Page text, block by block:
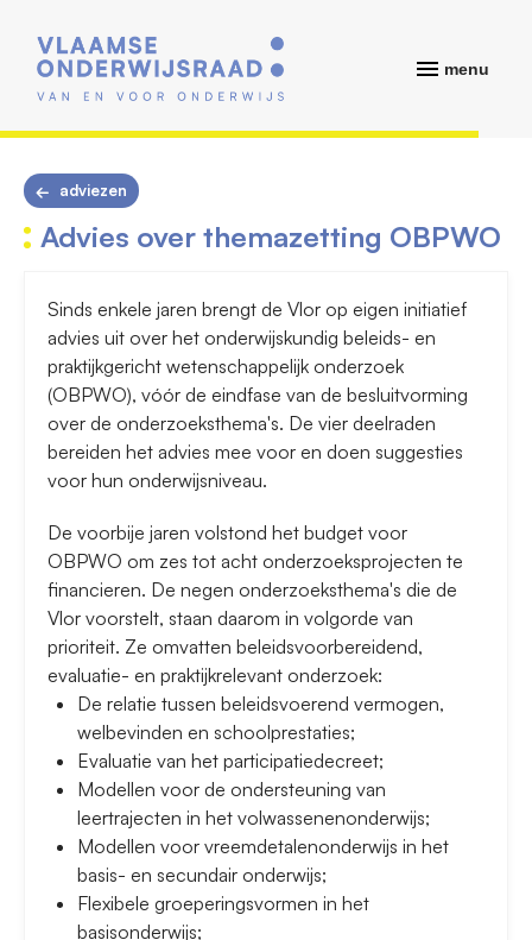
menu
adviezen
Advies over themazetting OBPWO
Sinds enkele jaren brengt de Vlor op eigen initiatief
advies uit over het onderwijskundig beleids- en
praktijkgericht wetenschappelijk onderzoek
(OBPWO), vóór de eindfase van de besluitvorming
over de onderzoeksthema's. De vier deelraden
bereiden het advies mee voor en doen suggesties
voor hun onderwijsniveau.
De voorbije jaren volstond het budget voor
OBPWO om zes tot acht onderzoeksprojecten te
financieren. De negen onderzoeksthema's die de
Vlor voorstelt, staan daarom in volgorde van
prioriteit. Ze omvatten beleidsvoorbereidend,
evaluatie- en praktijkrelevant onderzoek:
De relatie tussen beleidsvoerend vermogen,
welbevinden en schoolprestaties;
Evaluatie van het participatiedecreet;
Modellen voor de ondersteuning van
leertrajecten in het volwassenenonderwijs;
Modellen voor vreemdetalenonderwijs in het
basis- en secundair onderwijs;
Flexibele groeperingsvormen in het
basisonderwijs;